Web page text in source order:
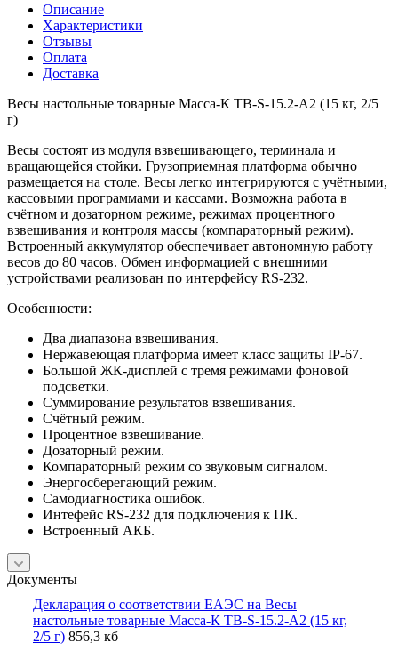
Описание
Характеристики
Отзывы
Оплата
Доставка
Весы настольные товарные Масса-К ТВ-S-15.2-А2 (15 кг, 2/5
г)
Весы состоят из модуля взвешивающего, терминала и
вращающейся стойки. Грузоприемная платформа обычно
размещается на столе. Весы легко интегрируются с учётными,
кассовыми программами и кассами. Возможна работа в
счётном и дозаторном режиме, режимах процентного
взвешивания и контроля массы (компараторный режим).
Встроенный аккумулятор обеспечивает автономную работу
весов до 80 часов. Обмен информацией с внешними
устройствами реализован по интерфейсу RS-232.
Особенности:
Два диапазона взвешивания.
Нержавеющая платформа имеет класс защиты IP-67.
Большой ЖК-дисплей с тремя режимами фоновой
подсветки.
Суммирование результатов взвешивания.
Счётный режим.
Процентное взвешивание.
Дозаторный режим.
Компараторный режим со звуковым сигналом.
Энергосберегающий режим.
Самодиагностика ошибок.
Интефейс RS-232 для подключения к ПК.
Встроенный АКБ.
Документы
Декларация о соответствии ЕАЭС на Весы
настольные товарные Масса-К ТВ-S-15.2-А2 (15 кг,
2/5 г) 856,3 кб